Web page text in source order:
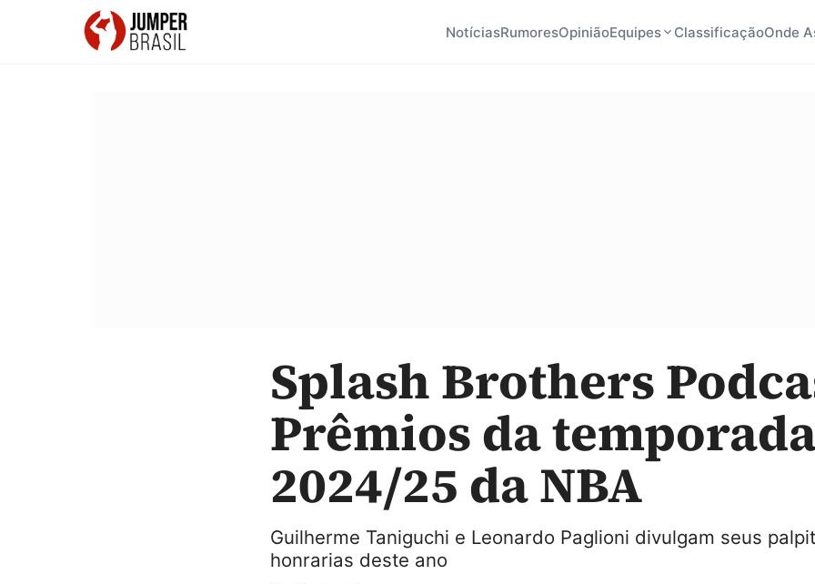
NotíciasRumoresOpiniãoEquipes ClassificaçãoOnde
Splash Brothers
Prêmios da
2024/25 da NBA
Guilherme Taniguchi e Leonardo Paglioni divulgam seus
honrarias deste ano